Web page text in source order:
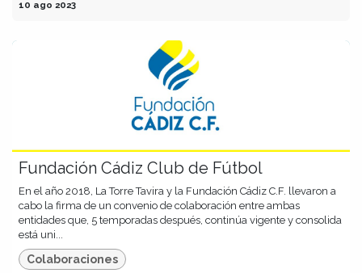
10 ago 2023
Fundación Cádiz Club de Fútbol
En el año 2018, La Torre Tavira y la Fundación Cádiz C.F. llevaron a
cabo la firma de un convenio de colaboración entre ambas
entidades que, 5 temporadas después, continúa vigente y consolida
está uni...
Colaboraciones